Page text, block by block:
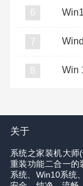
6
7
8
关于
系统之家装机大师
重装功能二合一的
系统、Win10系统